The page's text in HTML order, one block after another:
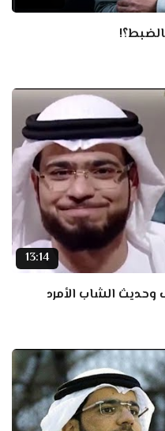
13:14
الشاب الأمرد